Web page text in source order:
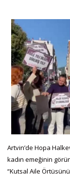
Artvin’de Hopa
kadın emeğinin
“Kutsal Aile Örtüsünü